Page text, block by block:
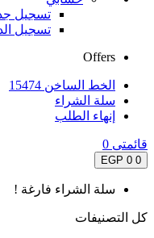
تسجيل
تسجيل
Offers
الخط الساخن 15474
سلة الشراء
إنهاء الطلب
قائمتى 0
0
0 EGP
سلة الشراء فارغة !
كل التصنيفات